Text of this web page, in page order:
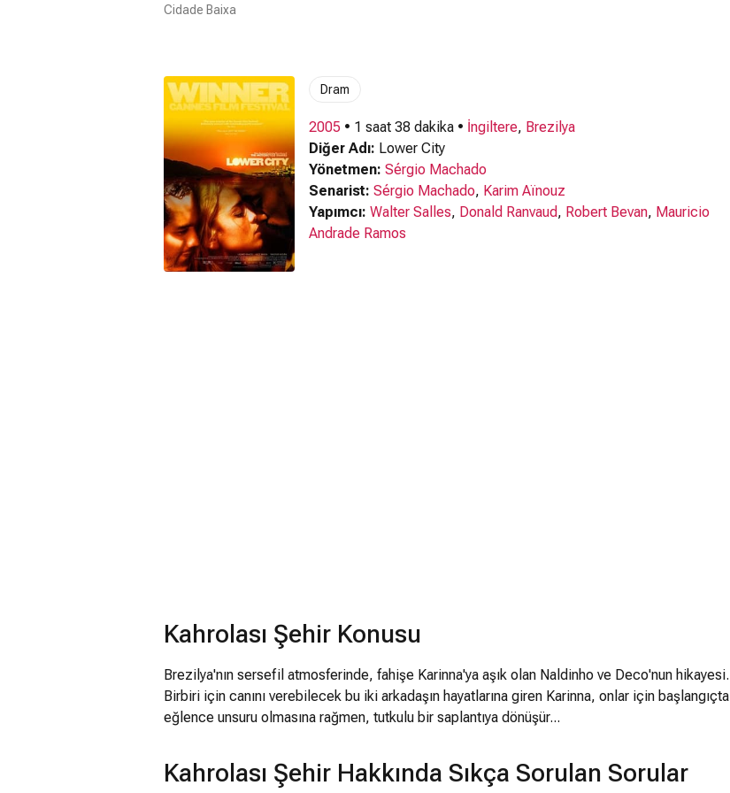
Cidade Baixa
Dram
2005 • 1 saat 38 dakika • İngiltere, Brezilya
Diğer Adı: Lower City
Yönetmen: Sérgio Machado
Senarist: Sérgio Machado, Karim Aïnouz
Yapımcı: Walter Salles, Donald Ranvaud, Robert Bevan, Mauricio
Andrade Ramos
Kahrolası Şehir Konusu
Brezilya'nın sersefil atmosferinde, fahişe Karinna'ya aşık olan Naldinho ve Deco'nun hikayesi.
Birbiri için canını verebilecek bu iki arkadaşın hayatlarına giren Karinna, onlar için başlangıçta
eğlence unsuru olmasına rağmen, tutkulu bir saplantıya dönüşür...
Kahrolası Şehir Hakkında Sıkça Sorulan Sorular